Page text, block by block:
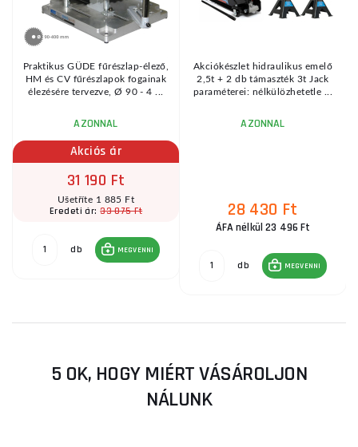
Praktikus GÜDE fűrészlap-élező,
HM és CV fűrészlapok fogainak
élezésére tervezve, Ø 90 - 4 ...
AZONNAL
Akciós ár
31 190 Ft
Ušetříte 1 885 Ft
Eredeti ár:33 075 Ft
db MEGVENNI
Akciókészlet hidraulikus emelő
2,5t + 2 db támaszték 3t Jack
paraméterei: nélkülözhetetle ...
AZONNAL
28 430 Ft
ÁFA nélkül 23 496 Ft
db MEGVENNI
5 OK, HOGY MIÉRT VÁSÁROLJON
NÁLUNK